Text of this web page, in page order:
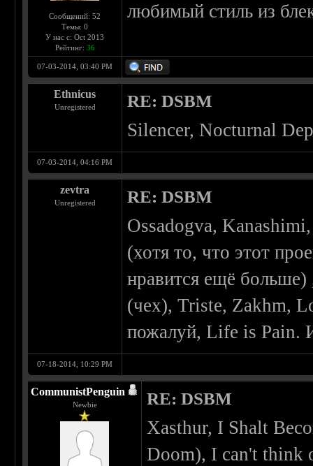
Сообщений: 52
Темы: 0
У нас с: Oct 2013
Рейтинг: 36
любимый стиль из
07-03-2014, 03:40 PM
Ethnicus
Unregistered RE: DSBM
Silencer, Nocturnal
07-03-2014, 04:16 PM
zevtra
Unregistered RE: DSBM
Ossadogva,
(хотя то, что этот
нравится ещё
(чех), Triste, Zakhm,
пожалуй, Life is Pain.
07-18-2014, 10:29 PM
CommunistPenguin
Newbie RE: DSBM
Xasthur, I Shalt
Doom), I can't think